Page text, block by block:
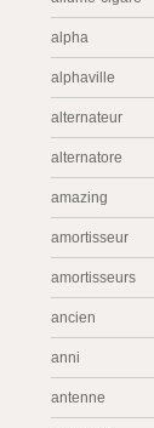
alpha
alphaville
alternateur
alternatore
amazing
amortisseur
amortisseurs
ancien
anni
antenne